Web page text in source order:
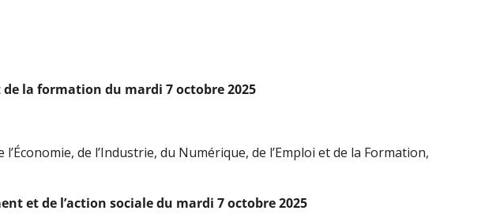
de la formation du mardi 7 octobre 2025
de l’Industrie, du Numérique, de l’Emploi et de la Formation,
et de l’action sociale du mardi 7 octobre 2025